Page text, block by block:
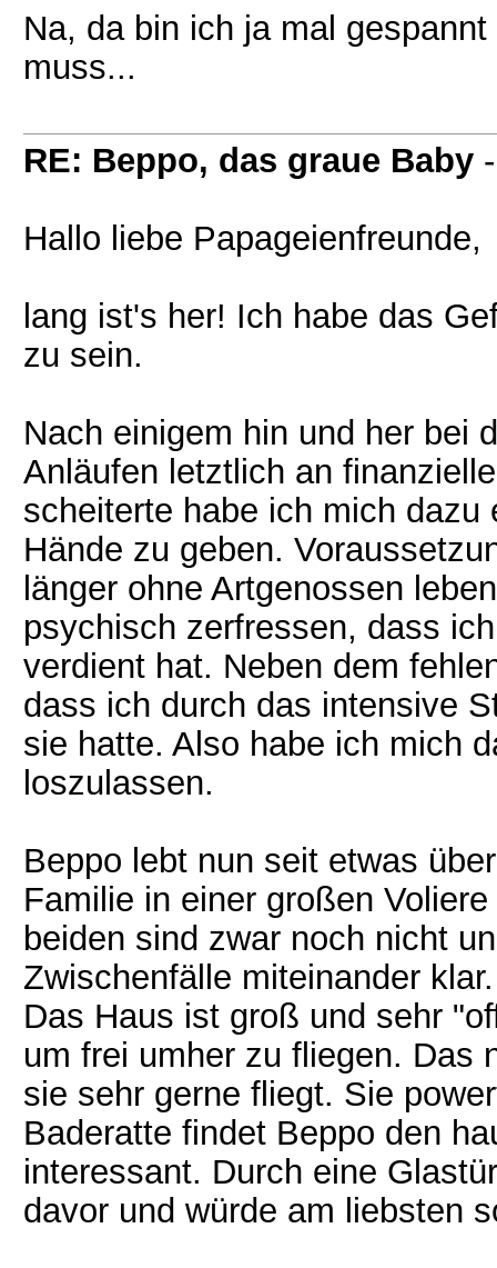
Na, da bin ich ja mal
muss...
RE: Beppo, das graue Baby
Hallo liebe Papageienfreunde,
lang ist's her! Ich habe das
zu sein.
Nach einigem hin und her bei
Anläufen letztlich an
scheiterte habe ich mich
Hände zu geben.
länger ohne Artgenossen
psychisch zerfressen, dass
verdient hat. Neben dem
dass ich durch das intensive
sie hatte. Also habe ich mich
loszulassen.
Beppo lebt nun seit etwas
Familie in einer großen
beiden sind zwar noch nicht
Zwischenfälle miteinander
Das Haus ist groß und sehr
um frei umher zu fliegen. Das
sie sehr gerne fliegt. Sie
Baderatte findet Beppo den
interessant. Durch eine
davor und würde am liebsten